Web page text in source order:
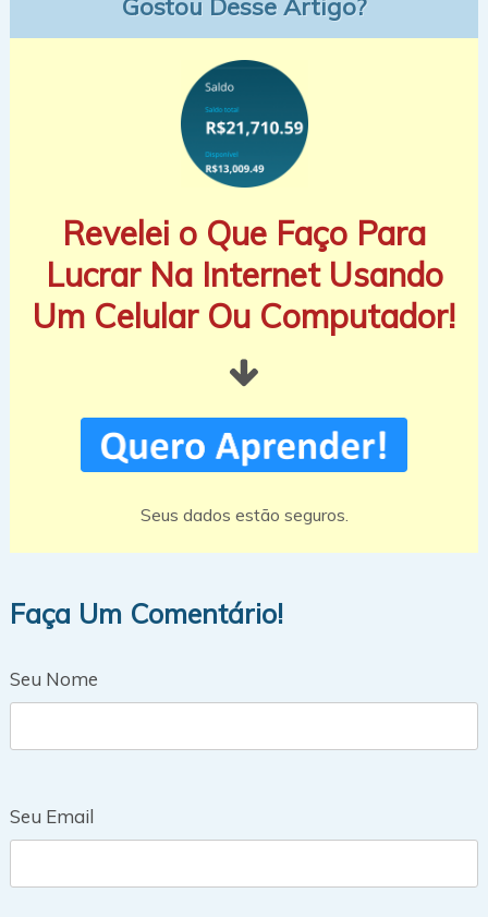
Gostou Desse Artigo?
Revelei o Que Faço Para
Lucrar Na Internet Usando
Um Celular Ou Computador!
Seus dados estão seguros.
Faça Um Comentário!
Seu Nome
Seu Email